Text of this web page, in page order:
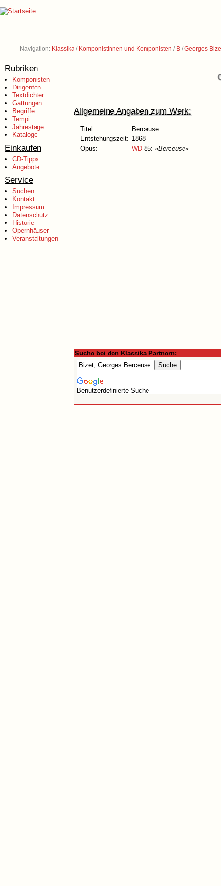
Navigation: Klassika / Komponistinnen und Komponisten / B /Georges
Rubriken
Komponisten
Dirigenten
Textdichter
Gattungen
Begriffe
Tempi
Jahrestage
Kataloge
Einkaufen
CD-Tipps
Angebote
Service
Suchen
Kontakt
Impressum
Datenschutz
Historie
Opernhäuser
Veranstaltungen
Allgemeine Angaben zum Werk:
Titel:
Berceuse
Entstehungszeit: 1868
Opus:
WD 85: »Berceuse«
Suche bei den Klassika-Partnern:
Benutzerdefinierte Suche